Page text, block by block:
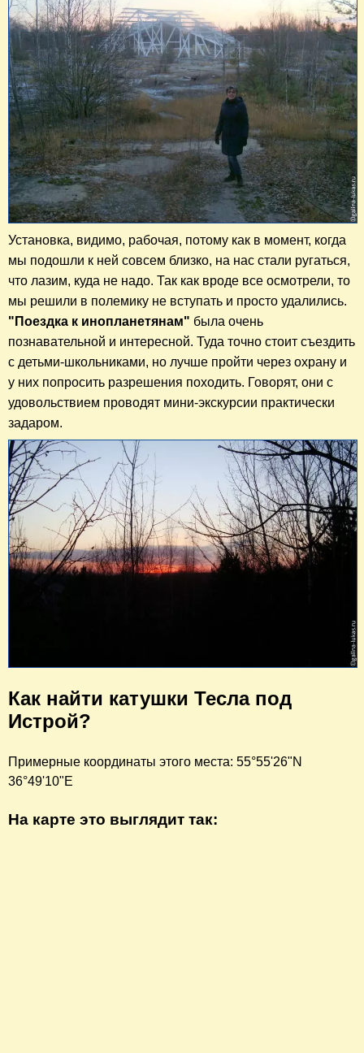
Установка, видимо, рабочая, потому как в момент, когда
мы подошли к ней совсем близко, на нас стали ругаться,
что лазим, куда не надо. Так как вроде все осмотрели, то
мы решили в полемику не вступать и просто удалились.
"Поездка к инопланетянам" была очень
познавательной и интересной. Туда точно стоит съездить
с детьми-школьниками, но лучше пройти через охрану и
у них попросить разрешения походить. Говорят, они с
удовольствием проводят мини-экскурсии практически
задаром.
Как найти катушки Тесла под
Истрой?
Примерные координаты этого места: 55°55'26"N
36°49'10"E
На карте это выглядит так: